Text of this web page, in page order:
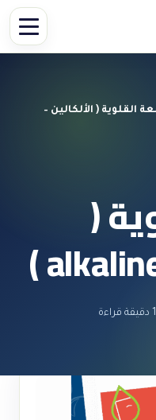
القلوية ( الألكالين –
(
1 دقيقة قراءة